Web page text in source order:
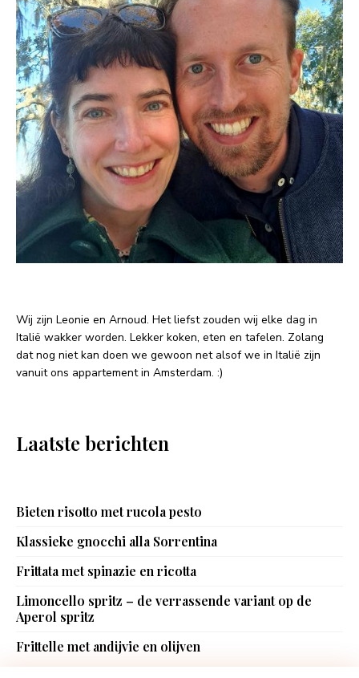
Wij zijn Leonie en Arnoud. Het liefst zouden wij elke dag in
Italië wakker worden. Lekker koken, eten en tafelen. Zolang
dat nog niet kan doen we gewoon net alsof we in Italië zijn
vanuit ons appartement in Amsterdam. :)
Laatste berichten
Bieten risotto met rucola pesto
Klassieke gnocchi alla Sorrentina
Frittata met spinazie en ricotta
Limoncello spritz – de verrassende variant op de
Aperol spritz
Frittelle met andijvie en olijven